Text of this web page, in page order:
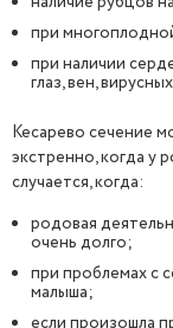
при
при наличии
глаз, вен,
Кесарево сечение
экстренно, когда у
случается, когда:
родовая
очень долго;
при проблемах с
малыша;
если произошла